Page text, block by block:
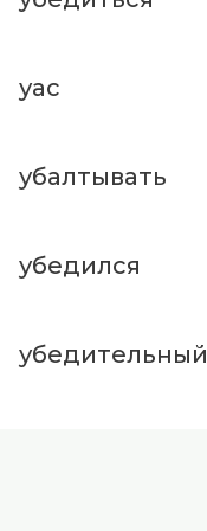
уас
убалтывать
убедился
убедительный